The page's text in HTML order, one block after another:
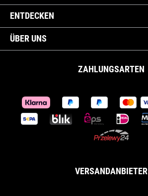
ENTDECKEN
ÜBER UNS
ZAHLUNGSARTEN
VERSANDANBIETER